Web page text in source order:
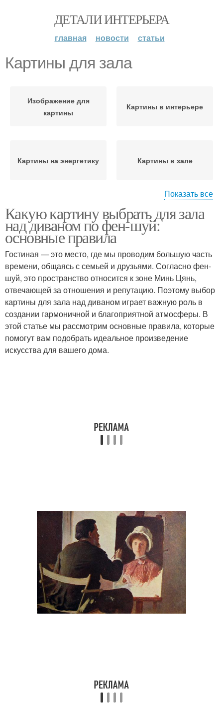
ДЕТАЛИ ИНТЕРЬЕРА
главная новости статьи
Картины для зала
Изображение для
картины
Картины в интерьере
Картины на энергетику Картины в зале
Модульная картина
модульных картинах
Картина для спальни Идеальная картина
Картина для кухни Картина для офиса
Показать все
Какую картину выбрать для зала
над диваном по фен-шуй:
основные правила
Гостиная — это место, где мы проводим большую часть
времени, общаясь с семьей и друзьями. Согласно фен-
шуй, это пространство относится к зоне Минь Цянь,
отвечающей за отношения и репутацию. Поэтому выбор
картины для зала над диваном играет важную роль в
создании гармоничной и благоприятной атмосферы. В
этой статье мы рассмотрим основные правила, которые
помогут вам подобрать идеальное произведение
искусства для вашего дома.